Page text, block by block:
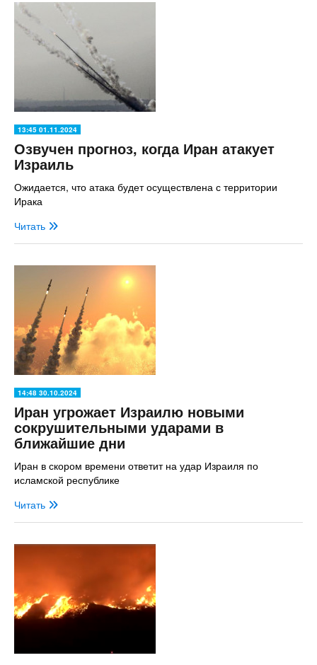
13:45 01.11.2024
Озвучен прогноз, когда Иран атакует
Израиль
Ожидается, что атака будет осуществлена с территории
Ирака
Читать
14:48 30.10.2024
Иран угрожает Израилю новыми
сокрушительными ударами в
ближайшие дни
Иран в скором времени ответит на удар Израиля по
исламской республике
Читать